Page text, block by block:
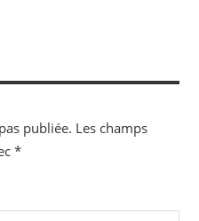
publiée. Les champs
*